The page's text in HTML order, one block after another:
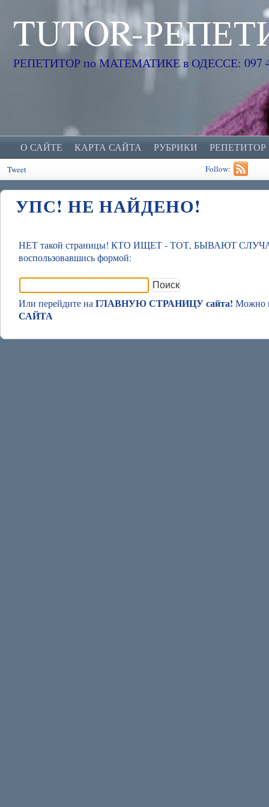
TUTOR-
РЕПЕТИТОР по МАТЕМАТИКЕ в ОДЕССЕ: 097
О САЙТЕ КАРТА САЙТА РУБРИКИ
Tweet Follow:
УПС! НЕ НАЙДЕНО!
НЕТ такой страницы! КТО ИЩЕТ - ТОТ, БЫВАЮТ
воспользовавшись формой:
Найти:
Или перейдите на ГЛАВНУЮ СТРАНИЦУ сайта! Можно
САЙТА